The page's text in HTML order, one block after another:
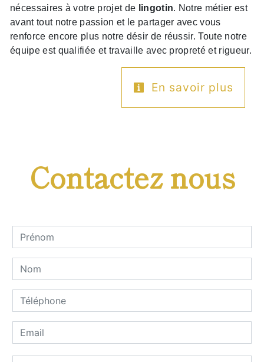
nécessaires à votre projet de lingotin. Notre métier est
avant tout notre passion et le partager avec vous
renforce encore plus notre désir de réussir. Toute notre
équipe est qualifiée et travaille avec propreté et rigueur.
En savoir plus
Contactez nous